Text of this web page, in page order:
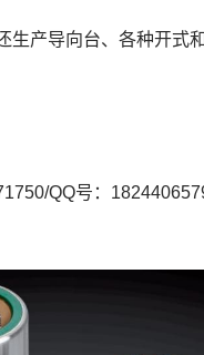
生产导向台、各种开式
QQ号：